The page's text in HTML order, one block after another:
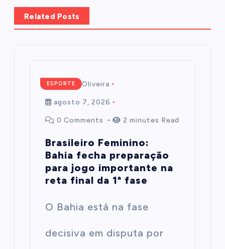
Related Posts
ESPORTE
Mairim de Oliveira
agosto 7, 2026
0 Comments 2 minutes Read
Brasileiro Feminino:
Bahia fecha preparação
para jogo importante na
reta final da 1ª fase
O Bahia está na fase
decisiva em disputa por